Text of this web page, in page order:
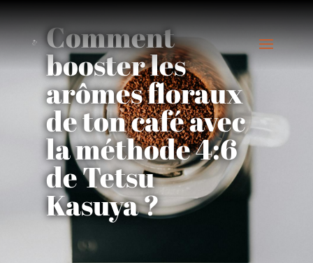
Comment
booster les
arômes floraux
de ton café avec
la méthode 4:6
de Tetsu
Kasuya ?